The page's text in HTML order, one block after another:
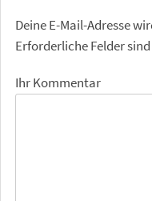
Deine E-Mail-Adresse
Erforderliche Felder
Ihr Kommentar